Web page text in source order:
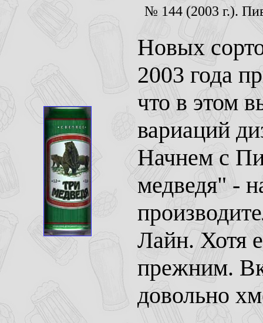
№ 144 (2003 г.).
Новых
2003 года
что в этом
вариаций
Начнем с
медведя" -
Лайн. Хотя
прежним.
довольно